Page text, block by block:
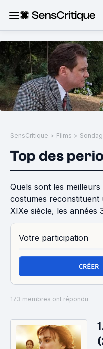
SensCritique > Films >
Top des
Quels sont les
costumes reconstituent
XIXe siècle, les années
littérature ou de
histoire de romance,
Votre participation
173 membres ont répondu